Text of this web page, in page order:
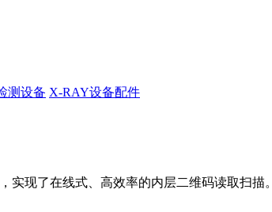
测设备 X-RAY设备配件
现了在线式、高效率的内层二维码读取扫描。